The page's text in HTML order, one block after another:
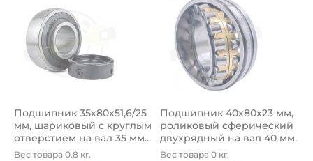
Подшипник 35х80х51,6/25
мм, шариковый с круглым
отверстием на вал 35 мм...
Вес товара 0.8 кг.
Подшипник 40х80х23 мм,
роликовый сферический
двухрядный на вал 40 мм.
А...
Вес товара 0 кг.